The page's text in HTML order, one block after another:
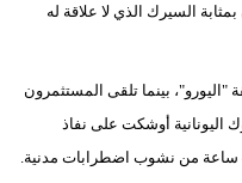
السيرك الذي لا علاقة له
بينما تلقى المستثمرون
اليونانية أوشكت على نفاذ